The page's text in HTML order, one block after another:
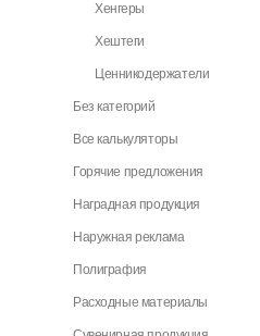
Хенгеры
Хештеги
Ценникодержатели
Без категорий
Все калькуляторы
Горячие предложения
Наградная продукция
Наружная реклама
Полиграфия
Расходные материалы